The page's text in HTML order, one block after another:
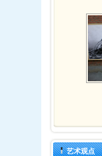
艺术观点